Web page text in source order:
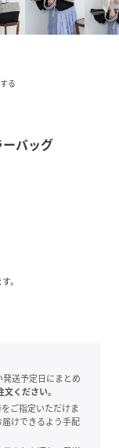
る
ーバッグ
。
送予定日にまとめ
ください。
ご指定いただけま
けできるよう手配